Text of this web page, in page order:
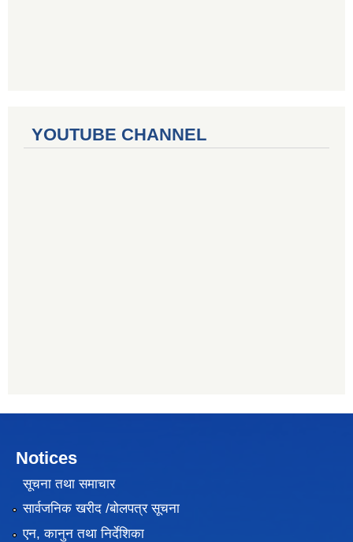
YOUTUBE CHANNEL
Notices
सूचना तथा समाचार
सार्वजनिक खरीद /बोलपत्र सूचना
एन, कानुन तथा निर्देशिका